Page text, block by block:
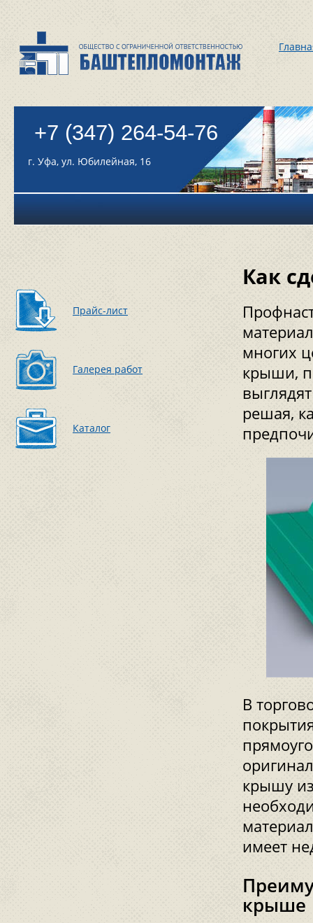
+7 (347) 264-54-76
г. Уфа, ул. Юбилейная, 16
Прайс-лист
Галерея работ
Каталог
Как
многих
крыши,
решая,
В
крышу
имеет
крыше